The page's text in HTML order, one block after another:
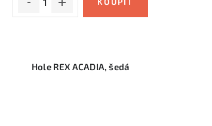
Hole REX ACADIA, šedá